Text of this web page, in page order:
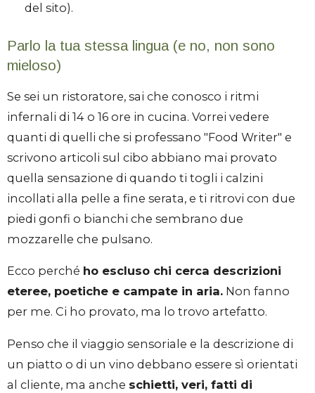
del sito).
Parlo la tua stessa lingua (e no, non sono
mieloso)
Se sei un ristoratore, sai che conosco i ritmi
infernali di 14 o 16 ore in cucina. Vorrei vedere
quanti di quelli che si professano "Food Writer" e
scrivono articoli sul cibo abbiano mai provato
quella sensazione di quando ti togli i calzini
incollati alla pelle a fine serata, e ti ritrovi con due
piedi gonfi o bianchi che sembrano due
mozzarelle che pulsano.
Ecco perché ho escluso chi cerca descrizioni
eteree, poetiche e campate in aria. Non fanno
per me. Ci ho provato, ma lo trovo artefatto.
Penso che il viaggio sensoriale e la descrizione di
un piatto o di un vino debbano essere sì orientati
al cliente, ma anche schietti, veri, fatti di